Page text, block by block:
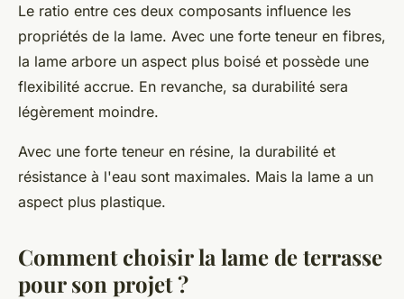
Le ratio entre ces deux composants influence les
propriétés de la lame. Avec une forte teneur en fibres,
la lame arbore un aspect plus boisé et possède une
flexibilité accrue. En revanche, sa durabilité sera
légèrement moindre.
Avec une forte teneur en résine, la durabilité et
résistance à l'eau sont maximales. Mais la lame a un
aspect plus plastique.
Comment choisir la lame de terrasse
pour son projet ?